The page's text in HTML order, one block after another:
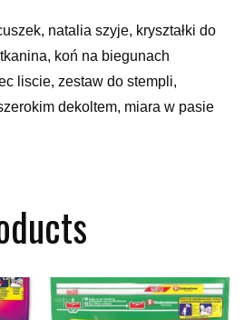
natalia szyje, kryształki do
koń na biegunach
liscie, zestaw do stempli,
dekoltem, miara w pasie